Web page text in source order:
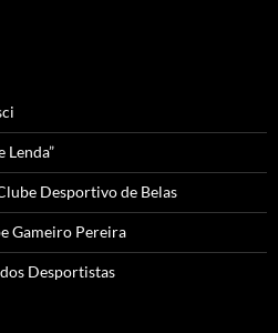
Lenda”
Desportivo de Belas
Gameiro Pereira
Desportistas